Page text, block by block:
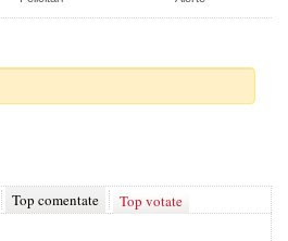
Top comentate Top votate